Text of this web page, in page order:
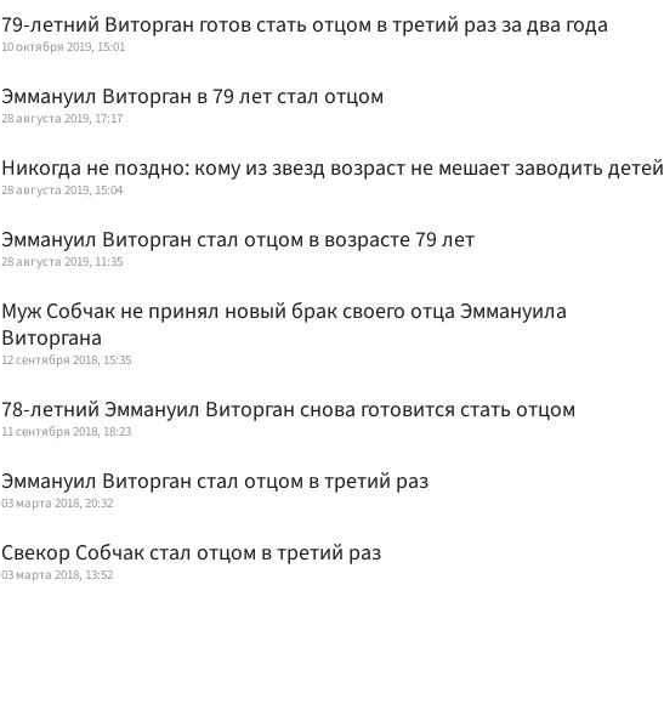
79-летний Виторган готов стать отцом в третий раз за два года
10 октября 2019, 15:01
Эммануил Виторган в 79 лет стал отцом
28 августа 2019, 17:17
Никогда не поздно: кому из звезд возраст не мешает заводить детей
28 августа 2019, 15:04
Эммануил Виторган стал отцом в возрасте 79 лет
28 августа 2019, 11:35
Муж Собчак не принял новый брак своего отца Эммануила
Виторгана
12 сентября 2018, 15:35
78-летний Эммануил Виторган снова готовится стать отцом
11 сентября 2018, 18:23
Эммануил Виторган стал отцом в третий раз
03 марта 2018, 20:32
Свекор Собчак стал отцом в третий раз
03 марта 2018, 13:52